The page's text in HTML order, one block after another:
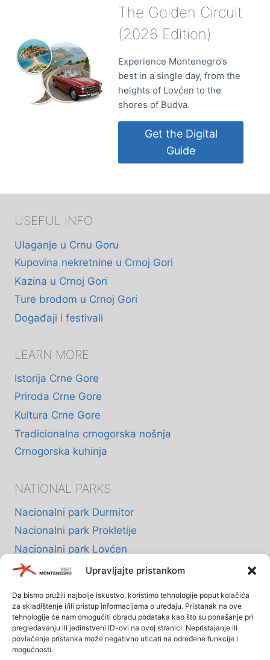
Upravljajte pristankom
Da bismo pružili najbolje iskustvo, koristimo tehnologije poput kolačića
za skladištenje i/ili pristup informacijama o uređaju. Pristanak na ove
tehnologije će nam omogućiti obradu podataka kao što su ponašanje pri
pregledavanju ili jedinstveni ID-ovi na ovoj stranici. Nepristajanje ili
povlačenje pristanka može negativno uticati na određene funkcije i
mogućnosti.
The Golden Circuit
(2026 Edition)
Experience Montenegro’s
best in a single day, from the
heights of Lovćen to the
shores of Budva.
Get the Digital
Guide
USEFUL INFO
Ulaganje u Crnu Goru
Kupovina nekretnine u Crnoj Gori
Kazina u Crnoj Gori
Ture brodom u Crnoj Gori
Događaji i festivali
LEARN MORE
Istorija Crne Gore
Priroda Crne Gore
Kultura Crne Gore
Tradicionalna crnogorska nošnja
Crnogorska kuhinja
NATIONAL PARKS
Nacionalni park Durmitor
Nacionalni park Prokletije
Nacionalni park Lovćen
Nacionalni park Skadarsko jezero
INFO